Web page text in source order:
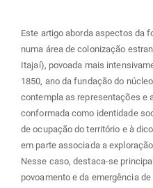
Este artigo aborda aspectos da
numa área de colonização
Itajaí), povoada mais
1850, ano da fundação do
contempla as representações e
conformada como identidade
de ocupação do território e à
em parte associada a
Nesse caso, destaca-se
povoamento e da emergência